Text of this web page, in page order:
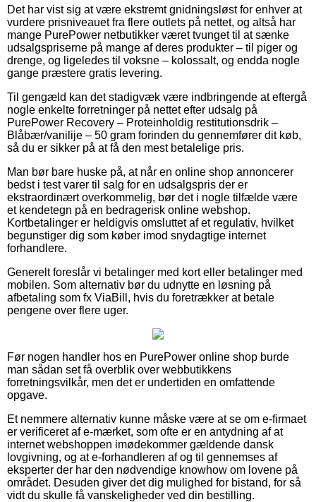
Det har vist sig at være ekstremt gnidningsløst for enhver at
vurdere prisniveauet fra flere outlets på nettet, og altså har
mange PurePower netbutikker været tvunget til at sænke
udsalgspriserne på mange af deres produkter – til piger og
drenge, og ligeledes til voksne – kolossalt, og endda nogle
gange præstere gratis levering.
Til gengæld kan det stadigvæk være indbringende at eftergå
nogle enkelte forretninger på nettet efter udsalg på
PurePower Recovery – Proteinholdig restitutionsdrik –
Blåbær/vanilije – 50 gram forinden du gennemfører dit køb,
så du er sikker på at få den mest betalelige pris.
Man bør bare huske på, at når en online shop annoncerer
bedst i test varer til salg for en udsalgspris der er
ekstraordinært overkommelig, bør det i nogle tilfælde være
et kendetegn på en bedragerisk online webshop.
Kortbetalinger er heldigvis omsluttet af et regulativ, hvilket
begunstiger dig som køber imod snydagtige internet
forhandlere.
Generelt foreslår vi betalinger med kort eller betalinger med
mobilen. Som alternativ bør du udnytte en løsning på
afbetaling som fx ViaBill, hvis du foretrækker at betale
pengene over flere uger.
Før nogen handler hos en PurePower online shop burde
man sådan set få overblik over webbutikkens
forretningsvilkår, men det er undertiden en omfattende
opgave.
Et nemmere alternativ kunne måske være at se om e-firmaet
er verificeret af e-mærket, som ofte er en antydning af at
internet webshoppen imødekommer gældende dansk
lovgivning, og at e-forhandleren af og til gennemses af
eksperter der har den nødvendige knowhow om lovene på
området. Desuden giver det dig mulighed for bistand, for så
vidt du skulle få vanskeligheder ved din bestilling.